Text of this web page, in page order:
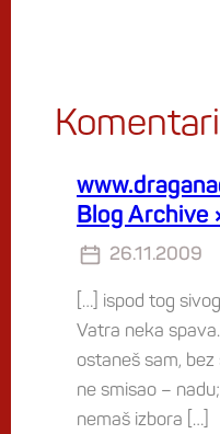
Komentari
Blog Archive
26.11.2009
[…] ispod tog
Vatra neka
ostaneš sam,
ne smisao –
nemaš izbora […]